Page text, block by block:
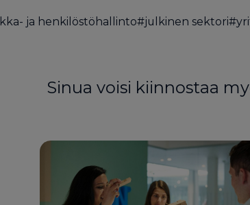
ja henkilöstöhallinto#julkinen sektori#
Sinua voisi kiinnostaa